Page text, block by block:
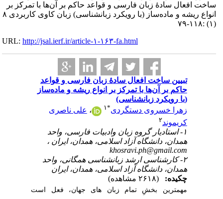
ساخت افعال سادۀ زبان فارسی و قواعد حاکم بر آن‌ها با تمرکز بر
انواع ریشه و ماده‌ساز (با رویکرد زبانشناسی) زبان کاوی کاربردی ۸
URL:http://jsal.ierf.ir/article-۱-۱۶۳-fa.html
تبیین ساخت افعال سادۀ زبان فارسی و قواعد
حاکم بر آن‌ها با تمرکز بر انواع ریشه و ماده‌ساز
(با رویکرد زبانشناسی)
زهرا خسروی دستگردی* ۱ ،علی ناصری
کریموند۲
۱- استادیار گروه زبان وادبیات فارسی، واحد
همدان، دانشگاه آزاد اسلامی، همدان، ایران ،
khosravi.ph@gmail.com
۲- کارشناسی ارشد زبانشناسی همگانی، واحد
همدان، دانشگاه آزاد اسلامی، همدان، ایران
چکیده:
مهمترین بخشِ تمام زبان­ های جهان، فعل است